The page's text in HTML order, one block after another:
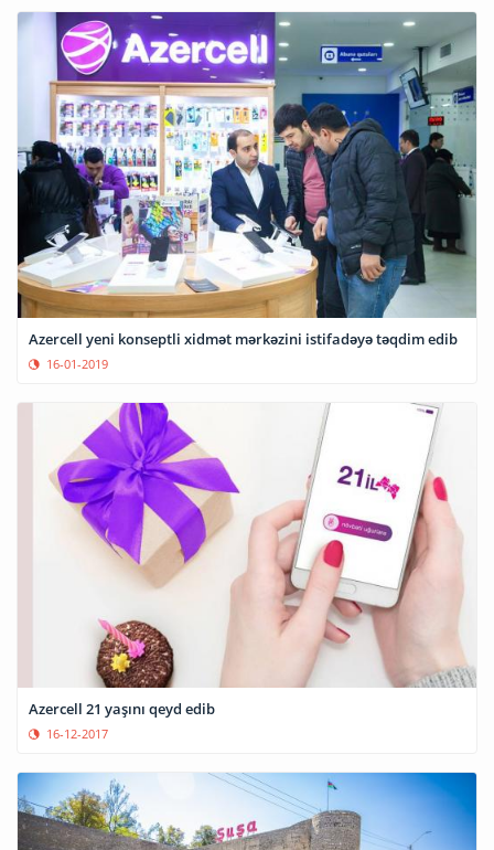
Azercell yeni konseptli xidmət mərkəzini istifadəyə təqdim edib
16-01-2019
Azercell 21 yaşını qeyd edib
16-12-2017